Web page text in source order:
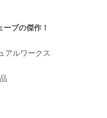
ブの傑作！
アルワークス